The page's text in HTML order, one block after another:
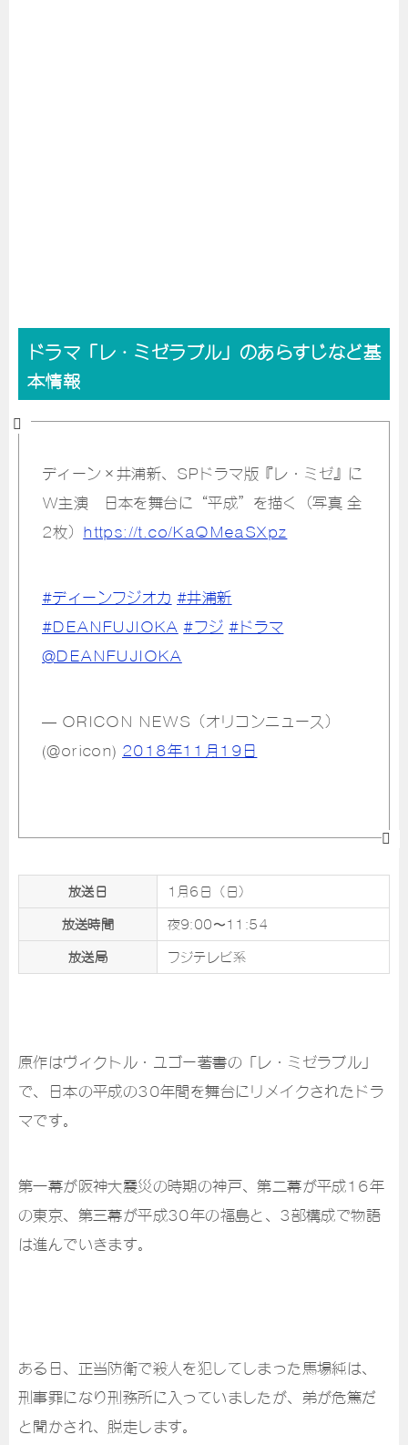
ドラマ「レ・ミゼラブル」のあらすじなど基
本情報
ディーン×井浦新、SPドラマ版『レ・ミゼ』に
W主演 日本を舞台に“平成”を描く（写真 全
2枚） https://t.co/KaQMeaSXpz
#ディーンフジオカ #井浦新
#DEANFUJIOKA #フジ #ドラマ
@DEANFUJIOKA
— ORICON NEWS（オリコンニュース）
(@oricon) 2018年11月19日
放送日
1月6日（日）
放送時間
夜9:00〜11:54
放送局
フジテレビ系
原作はヴィクトル・ユゴー著書の「レ・ミゼラブル」
で、日本の平成の30年間を舞台にリメイクされたドラ
マです。
第一幕が阪神大震災の時期の神戸、第二幕が平成16年
の東京、第三幕が平成30年の福島と、3部構成で物語
は進んでいきます。
ある日、正当防衛で殺人を犯してしまった馬場純は、
刑事罪になり刑務所に入っていましたが、弟が危篤だ
と聞かされ、脱走します。